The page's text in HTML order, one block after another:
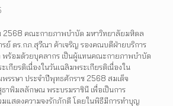
2568 คณะกายภาพบำบัด มหาวิทยาลัยมหิดล
รย์ ดร.กภ.สุวีณา ค้าเจริญ รองคณบดีฝ่ายบริการ
พร้อมด้วยบุคลากร เป็นผู้แทนคณะกายภาพบำบัด
เกียรติเนื่องในวันเฉลิมพระเกียรติเนื่องใน
รรษา ประจำปีพุทธศักราช 2568 สมเด็จ
ธาพิมลลักษณ พระบรมราชินี เพื่อเป็นการ
มแสดงความจงรักภักดี โดยในพิธีมีการทำบุญ